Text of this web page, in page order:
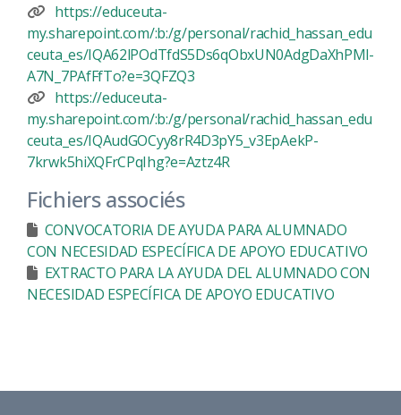
https://educeuta-
my.sharepoint.com/:b:/g/personal/rachid_hassan_edu
ceuta_es/IQA62lPOdTfdS5Ds6qObxUN0AdgDaXhPMl-
A7N_7PAfFfTo?e=3QFZQ3
https://educeuta-
my.sharepoint.com/:b:/g/personal/rachid_hassan_edu
ceuta_es/IQAudGOCyy8rR4D3pY5_v3EpAekP-
7krwk5hiXQFrCPqIhg?e=Aztz4R
Fichiers associés
CONVOCATORIA DE AYUDA PARA ALUMNADO
CON NECESIDAD ESPECÍFICA DE APOYO EDUCATIVO
EXTRACTO PARA LA AYUDA DEL ALUMNADO CON
NECESIDAD ESPECÍFICA DE APOYO EDUCATIVO